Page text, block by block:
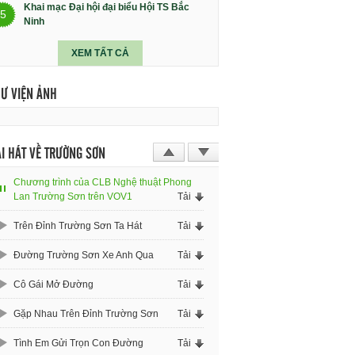
5
Khai mạc Đại hội đại biểu Hội TS Bắc
Ninh
XEM TẤT CẢ
VIỆN ẢNH
HÁT VỀ TRƯỜNG SƠN
Chương trình của CLB Nghệ thuật Phong
Lan Trường Sơn trên VOV1
Tải
Trên Đỉnh Trường Sơn Ta Hát Tải
Đường Trường Sơn Xe Anh Qua Tải
Cô Gái Mở Đường Tải
Gặp Nhau Trên Đỉnh Trường Sơn Tải
Tình Em Gửi Trọn Con Đường Tải